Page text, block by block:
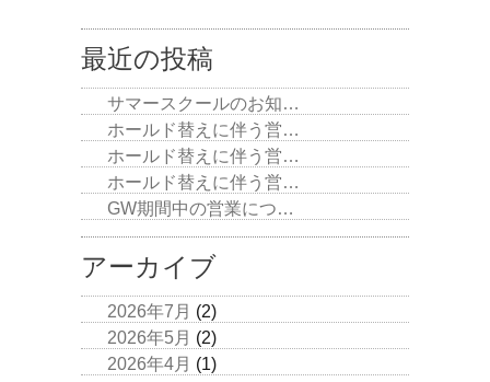
最近の投稿
サマースクールのお知…
ホールド替えに伴う営…
ホールド替えに伴う営…
ホールド替えに伴う営…
GW期間中の営業につ…
アーカイブ
2026年7月 (2)
2026年5月 (2)
2026年4月 (1)